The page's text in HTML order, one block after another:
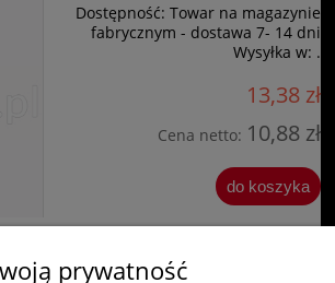
Dostępność: Towar na magazynie
fabrycznym - dostawa 7- 14 dni
Wysyłka w: .
13,38 zł
Cena netto: 10,88 zł
do koszyka
« 1 2 3 4
prywatność